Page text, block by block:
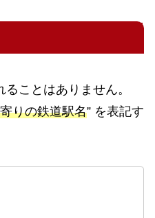
ことはありません。
りの鉄道駅名” を表記す